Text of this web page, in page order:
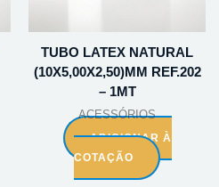
TUBO LATEX NATURAL
(10X5,00X2,50)MM REF.202
– 1MT
ACESSÓRIOS
ADICIONAR À
COTAÇÃO